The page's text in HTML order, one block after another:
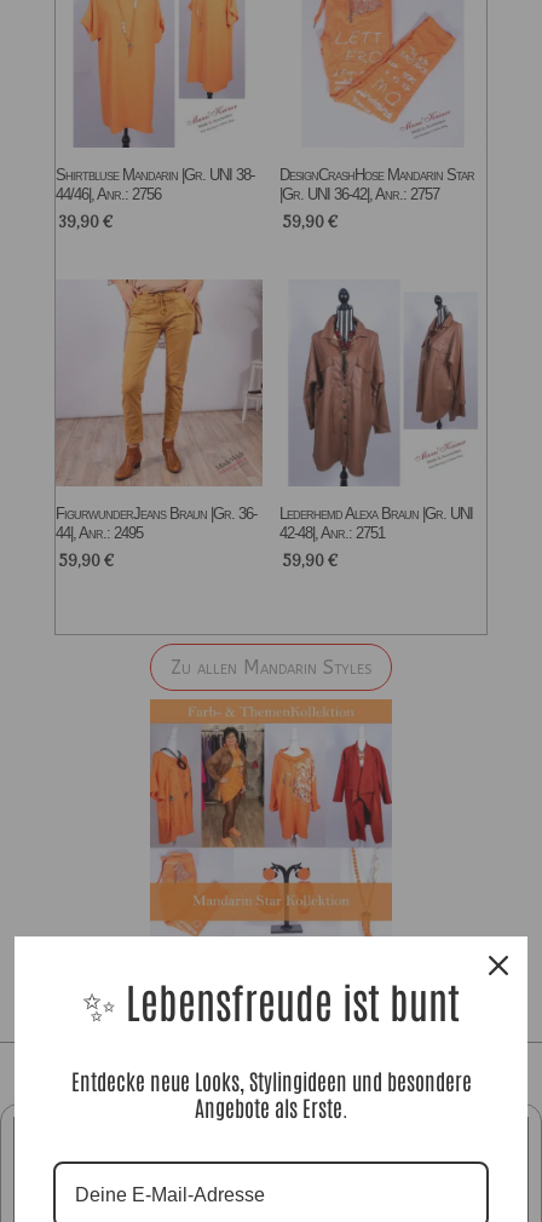
Shirtbluse Mandarin |Gr. UNI 38-
44/46|, Anr.: 2756
39,90€
DesignCrashHose Mandarin Star
|Gr. UNI 36-42|, Anr.: 2757
59,90€
FigurwunderJeans Braun |Gr. 36-
44|, Anr.: 2495
59,90€
Lederhemd Alexa Braun |Gr. UNI
42-48|, Anr.: 2751
59,90€
Zu allen Mandarin Styles
✨ Lebensfreude ist bunt
Entdecke neue Looks, Stylingideen und besondere
Angebote als Erste.